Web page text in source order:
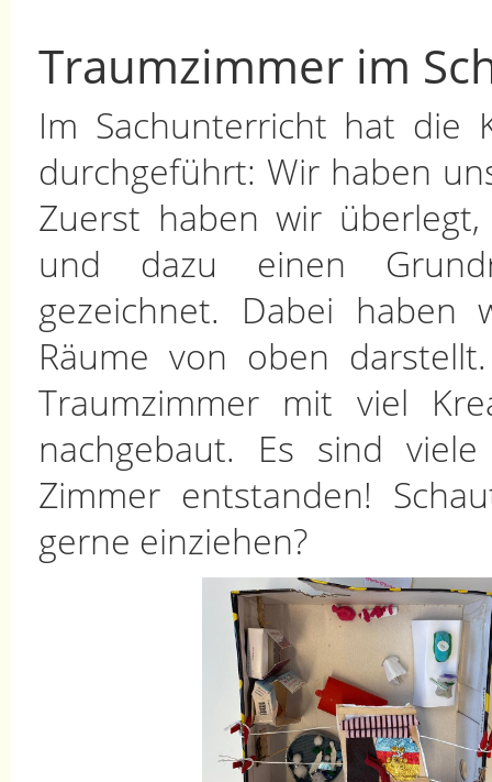
Traumzimmer im
Im Sachunterricht hat die
durchgeführt: Wir haben
Zuerst haben wir
und dazu einen
gezeichnet. Dabei
Räume von oben
Traumzimmer mit viel
nachgebaut. Es sind
Zimmer entstanden!
gerne einziehen?